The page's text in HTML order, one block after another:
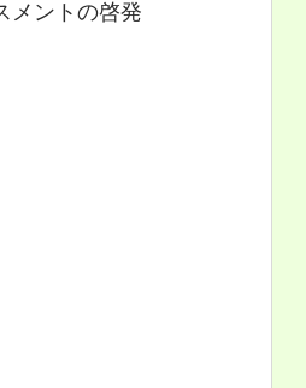
メントの啓発